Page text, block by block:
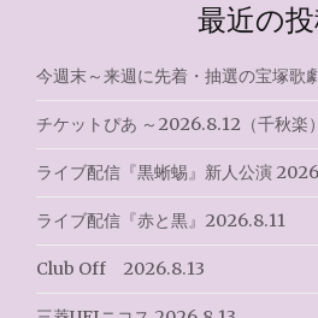
ゲ
ー
シ
ョ
ン
最近の
今週末～来週に先着・抽選の宝塚歌
チケットぴあ ～2026.8.12（千秋楽）
ライブ配信『黒蜥蜴』新人公演
ライブ配信『赤と黒』2026.8.11
Club Off 2026.8.13